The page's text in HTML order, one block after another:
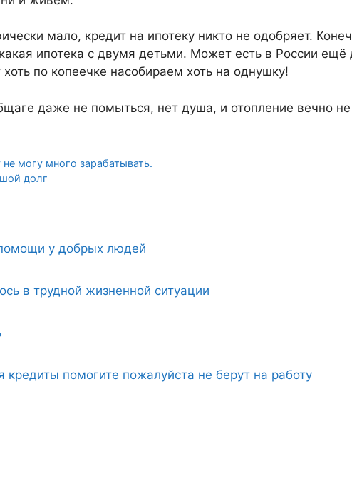
мало, кредит на ипотеку никто не одобряет.
ипотека с двумя детьми. Может есть в России ещё
по копеечке насобираем хоть на однушку!
даже не помыться, нет душа, и отопление вечно не
могу много зарабатывать.
долг
у добрых людей
в трудной жизненной ситуации
кредиты помогите пожалуйста не берут на работу